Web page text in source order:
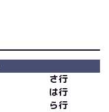
さ行
は行
ら行